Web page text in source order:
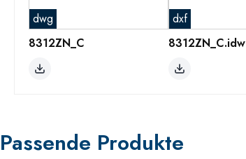
dwg
8312ZN_C
dxf
8312ZN_C.idw
Passende Produkte